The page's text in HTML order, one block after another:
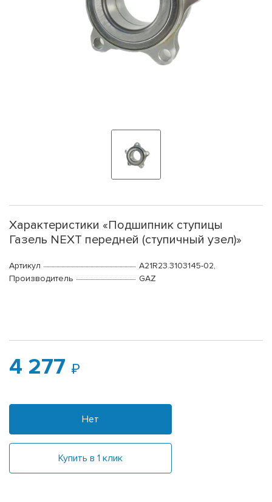
Характеристики «Подшипник ступицы
Газель NEXT передней (ступичный узел)»
Артикул
А21R23.3103145-02,
Производитель
GAZ
4 277
Нет
Купить в 1 клик